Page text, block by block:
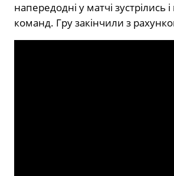
напередодні у матчі зустрілись
команд. Гру закінчили з